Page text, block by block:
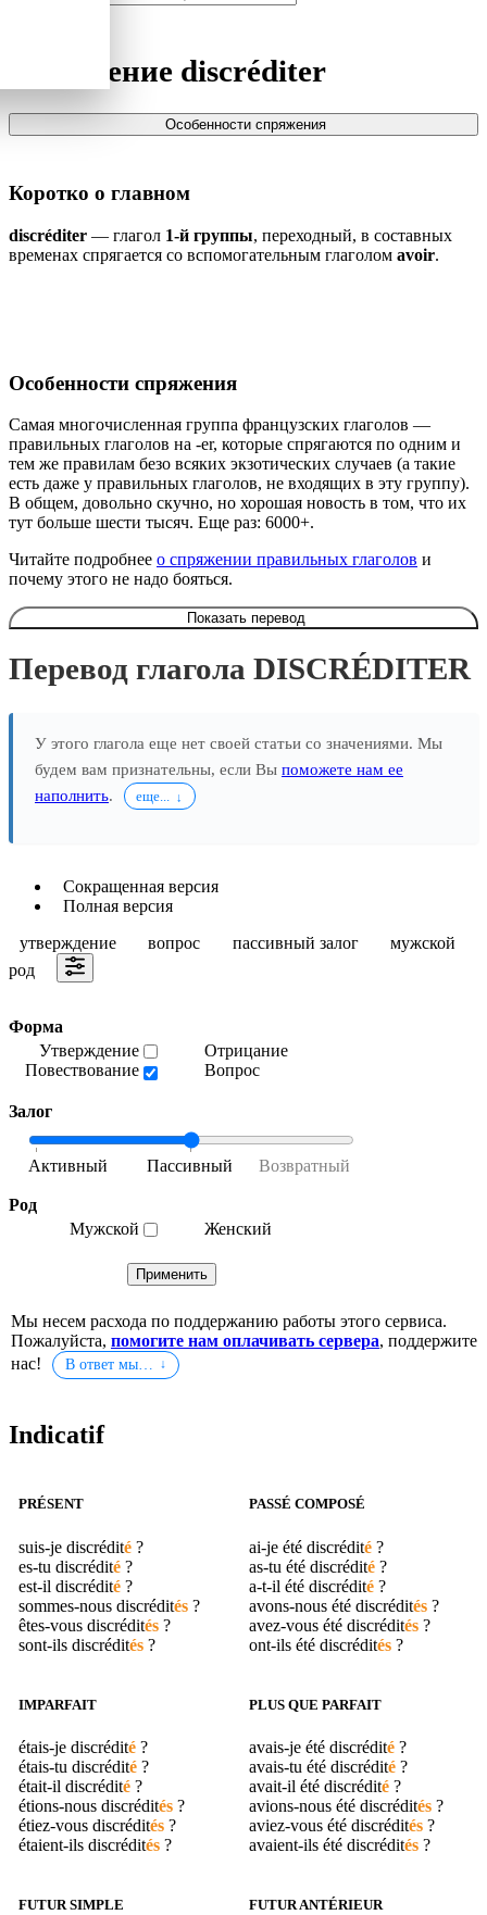
Спряжение discréditer
Особенности спряжения
Коротко о главном
discréditer — глагол 1-й группы, переходный, в составных
временах спрягается со вспомогательным глаголом avoir.
Особенности спряжения
Самая многочисленная группа французских глаголов —
правильных глаголов на -er, которые спрягаются по одним и
тем же правилам безо всяких экзотических случаев (а такие
есть даже у правильных глаголов, не входящих в эту группу).
В общем, довольно скучно, но хорошая новость в том, что их
тут больше шести тысяч. Еще раз: 6000+.
Читайте подробнее о спряжении правильных глаголов и
почему этого не надо бояться.
Показать перевод
Перевод глагола DISCRÉDITER
У этого глагола еще нет своей статьи со значениями. Мы
будем вам признательны, если Вы поможете нам ее
наполнить. еще...
Сокращенная версия
Полная версия
утверждение
вопрос пассивный залог
мужской
род
Форма
Утверждение
Повествование
Отрицание
Вопрос
Залог
Род
Мужской
Женский
Мы несем расхода по поддержанию работы этого сервиса.
Пожалуйста, помогите нам оплачивать сервера, поддержите
нас!
В ответ мы…
Indicatif
PRÉSENT
suis-je discrédité ?
es-tu discrédité ?
est-il discrédité ?
sommes-nous discrédités ?
êtes-vous discrédités ?
sont-ils discrédités ?
PASSÉ COMPOSÉ
ai-je été discrédité?
as-tu été discrédité?
a-t-il été discrédité?
avons-nous été discrédités?
avez-vous été discrédités?
ont-ils été discrédités?
IMPARFAIT
étais-je discrédité ?
étais-tu discrédité ?
était-il discrédité ?
étions-nous discrédités ?
étiez-vous discrédités ?
étaient-ils discrédités ?
PLUS QUE PARFAIT
avais-je été discrédité?
avais-tu été discrédité?
avait-il été discrédité?
avions-nous été discrédités?
aviez-vous été discrédités?
avaient-ils été discrédités?
FUTUR SIMPLE FUTUR ANTÉRIEUR